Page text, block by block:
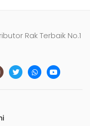
Rak Terbaik No.1